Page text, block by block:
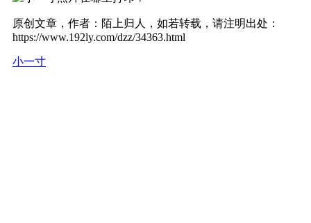
原创文章，作者：陌上归人，如若转载，请注明出处：
https://www.192ly.com/dzz/34363.html
小一寸